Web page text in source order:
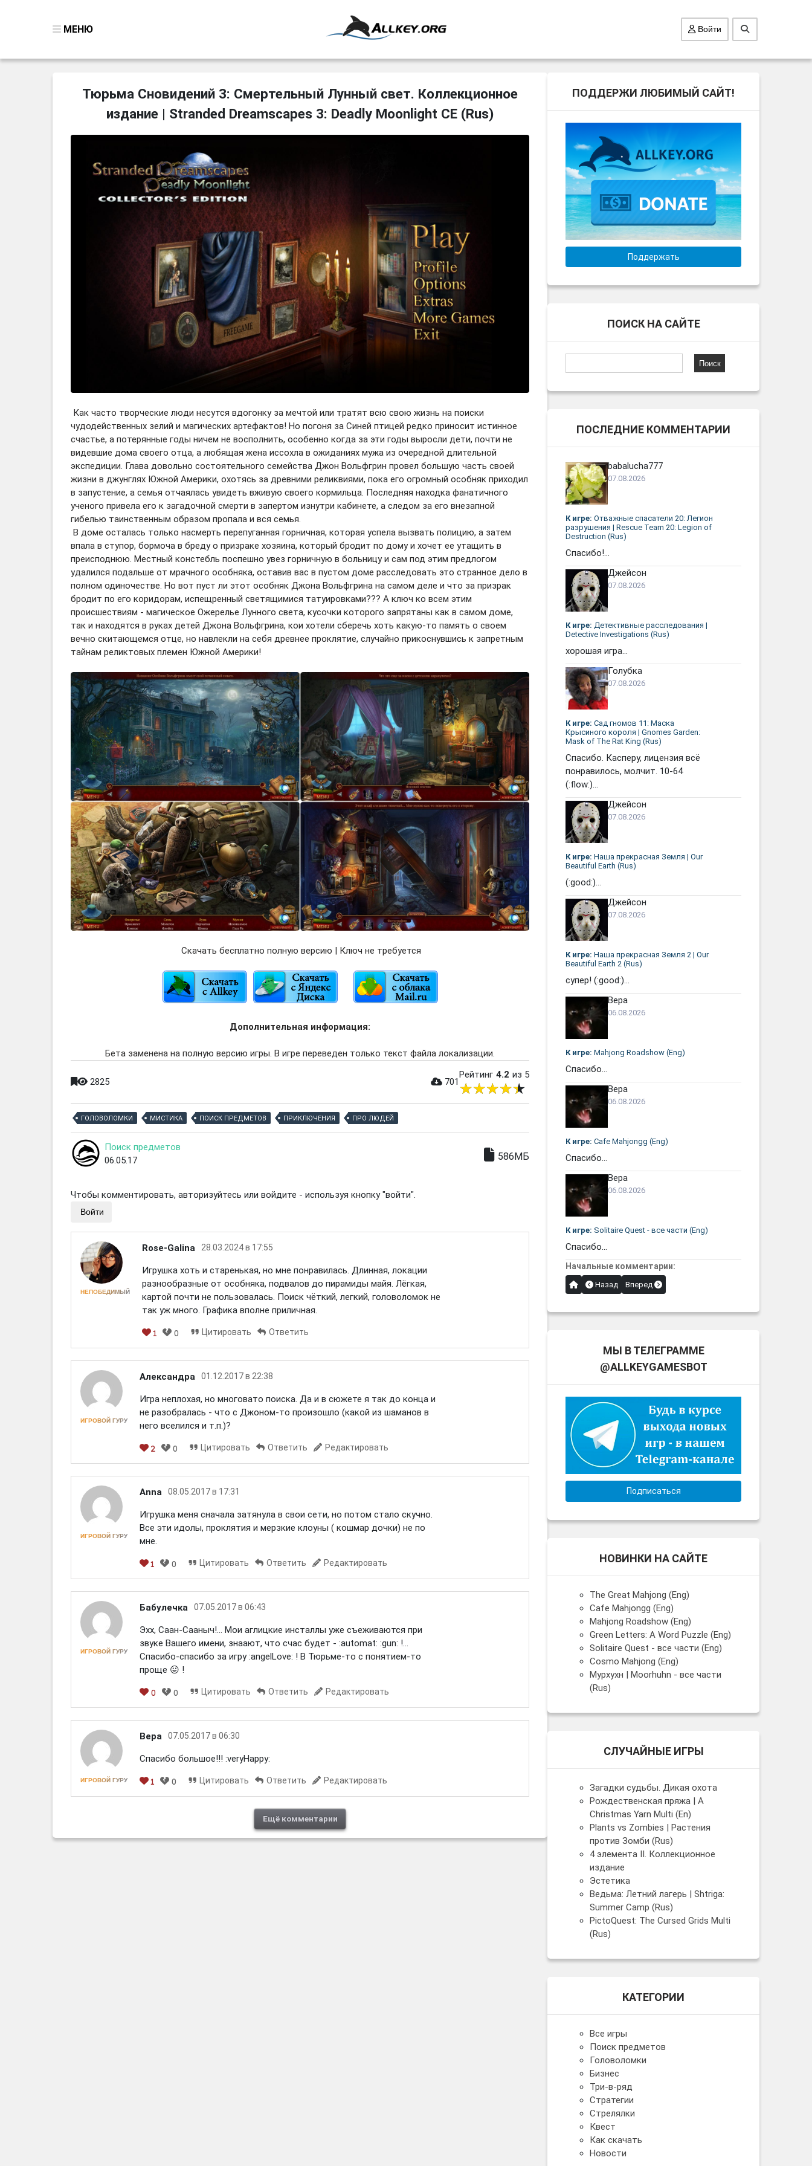
МЕНЮ
ПОИСК ПРЕДМЕТОВ
ГОЛОВОЛОМКИ
ТРИ-В-РЯД
СТРЕЛЯЛКИ
Войти
Тюрьма Сновидений 3: Смертельный Лунный свет. Коллекционное
издание | Stranded Dreamscapes 3: Deadly Moonlight CE (Rus)
Как часто творческие люди несутся вдогонку за мечтой или тратят всю свою жизнь на поиски
чудодейственных зелий и магических артефактов! Но погоня за Синей птицей редко приносит истинное
счастье, а потерянные годы ничем не восполнить, особенно когда за эти годы выросли дети, почти не
видевшие дома своего отца, а любящая жена иссохла в ожиданиях мужа из очередной длительной
экспедиции. Глава довольно состоятельного семейства Джон Вольфгрин провел большую часть своей
жизни в джунглях Южной Америки, охотясь за древними реликвиями, пока его огромный особняк приходил
в запустение, а семья отчаялась увидеть вживую своего кормильца. Последняя находка фанатичного
ученого привела его к загадочной смерти в запертом изнутри кабинете, а следом за его внезапной
гибелью таинственным образом пропала и вся семья.
В доме осталась только насмерть перепуганная горничная, которая успела вызвать полицию, а затем
впала в ступор, бормоча в бреду о призраке хозяина, который бродит по дому и хочет ее утащить в
преисподнюю. Местный констебль поспешно увез горничную в больницу и сам под этим предлогом
удалился подальше от мрачного особняка, оставив вас в пустом доме расследовать это странное дело в
полном одиночестве. Но вот пуст ли этот особняк Джона Вольфгрина на самом деле и что за призрак
бродит по его коридорам, испещренный светящимися татуировками??? А ключ ко всем этим
происшествиям - магическое Ожерелье Лунного света, кусочки которого запрятаны как в самом доме,
так и находятся в руках детей Джона Вольфгрина, кои хотели сберечь хоть какую-то память о своем
вечно скитающемся отце, но навлекли на себя древнее проклятие, случайно прикоснувшись к запретным
тайнам реликтовых племен Южной Америки!
Скачать бесплатно полную версию | Ключ не требуется
Дополнительная информация:
Бета заменена на полную версию игры. В игре переведен только текст файла локализации.
2825 701
Рейтинг 4.2 из 5
ГОЛОВОЛОМКИ МИСТИКА ПОИСК ПРЕДМЕТОВ ПРИКЛЮЧЕНИЯ ПРО ЛЮДЕЙ
Поиск предметов
06.05.17
586МБ
Чтобы комментировать, авторизуйтесь или войдите - используя кнопку "войти".
Войти
НЕПОБЕДИМЫЙ
Rose-Galina 28.03.2024 в 17:55
Игрушка хоть и старенькая, но мне понравилась. Длинная, локации
разнообразные от особняка, подвалов до пирамиды майя. Лёгкая,
картой почти не пользовалась. Поиск чёткий, легкий, головоломок не
так уж много. Графика вполне приличная.
1 0 Цитировать Ответить
ИГРОВОЙ ГУРУ
Александра 01.12.2017 в 22:38
Игра неплохая, но многовато поиска. Да и в сюжете я так до конца и
не разобралась - что с Джоном-то произошло (какой из шаманов в
него вселился и т.п.)?
2 0 Цитировать Ответить Редактировать
ИГРОВОЙ ГУРУ
Anna 08.05.2017 в 17:31
Игрушка меня сначала затянула в свои сети, но потом стало скучно.
Все эти идолы, проклятия и мерзкие клоуны ( кошмар дочки) не по
мне.
1 0 Цитировать Ответить Редактировать
ИГРОВОЙ ГУРУ
Бабулечка 07.05.2017 в 06:43
Эхх, Саан-Сааныч!... Мои аглицкие инсталлы уже съеживаются при
звуке Вашего имени, знаают, что счас будет - :automat: :gun: !...
Спасибо-спасибо за игру :angelLove: ! В Тюрьме-то с понятием-то
проще 😛 !
0 0 Цитировать Ответить Редактировать
ИГРОВОЙ ГУРУ
Вера 07.05.2017 в 06:30
Спасибо большое!!! :veryHappy:
1 0 Цитировать Ответить Редактировать
Ещё комментарии
ПОДДЕРЖИ ЛЮБИМЫЙ САЙТ!
Поддержать
ПОИСК НА САЙТЕ
ПОСЛЕДНИЕ КОММЕНТАРИИ
babalucha777
07.08.2026
К игре: Отважные спасатели 20: Легион
разрушения | Rescue Team 20: Legion of
Destruction (Rus)
Спасибо!...
Джейсон
07.08.2026
К игре: Детективные расследования |
Detective Investigations (Rus)
хорошая игра...
Голубка
07.08.2026
К игре: Сад гномов 11: Маска
Крысиного короля | Gnomes Garden:
Mask of The Rat King (Rus)
Спасибо. Касперу, лицензия всё
понравилось, молчит. 10-64
(:flow:)...
Джейсон
07.08.2026
К игре: Наша прекрасная Земля | Our
Beautiful Earth (Rus)
(:good:)...
Джейсон
07.08.2026
К игре: Наша прекрасная Земля 2 | Our
Beautiful Earth 2 (Rus)
супер! (:good:)...
Вера
06.08.2026
К игре: Mahjong Roadshow (Eng)
Спасибо...
Вера
06.08.2026
К игре: Cafe Mahjongg (Eng)
Спасибо...
Вера
06.08.2026
К игре: Solitaire Quest - все части (Eng)
Спасибо...
Начальные комментарии:
Назад Вперед
МЫ В ТЕЛЕГРАММЕ
@ALLKEYGAMESBOT
Подписаться
НОВИНКИ НА САЙТЕ
The Great Mahjong (Eng)
Cafe Mahjongg (Eng)
Mahjong Roadshow (Eng)
Green Letters: A Word Puzzle (Eng)
Solitaire Quest - все части (Eng)
Cosmo Mahjong (Eng)
Мурхухн | Moorhuhn - все части
(Rus)
СЛУЧАЙНЫЕ ИГРЫ
Загадки судьбы. Дикая охота
Рождественская пряжа | A
Christmas Yarn Multi (En)
Plants vs Zombies | Растения
против Зомби (Rus)
4 элемента II. Коллекционное
издание
Эстетика
Ведьма: Летний лагерь | Shtriga:
Summer Camp (Rus)
PictoQuest: The Cursed Grids Multi
(Rus)
КАТЕГОРИИ
Все игры
Поиск предметов
Головоломки
Бизнес
Три-в-ряд
Стратегии
Стрелялки
Квест
Как скачать
Новости